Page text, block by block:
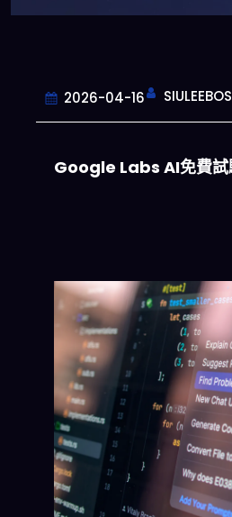
2026-04-16
Google Labs AI免費試